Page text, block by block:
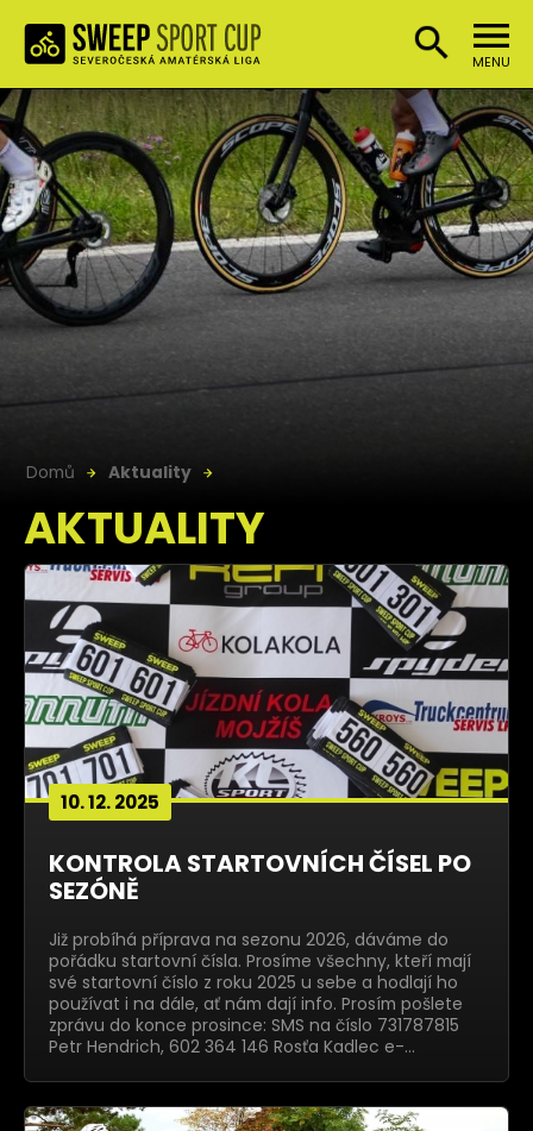
MENU
Domů Aktuality
AKTUALITY
10. 12. 2025
KONTROLA STARTOVNÍCH ČÍSEL PO
SEZÓNĚ
Již probíhá příprava na sezonu 2026, dáváme do
pořádku startovní čísla. Prosíme všechny, kteří mají
své startovní číslo z roku 2025 u sebe a hodlají ho
používat i na dále, ať nám dají info. Prosím pošlete
zprávu do konce prosince: SMS na číslo 731787815
Petr Hendrich, 602 364 146 Rosťa Kadlec e-…